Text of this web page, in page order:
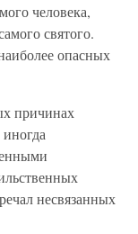
человека,
святого.
опасных
причинах
несвязанных